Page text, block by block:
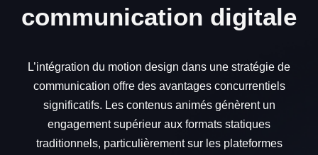
communication digitale
L’intégration du motion design dans une stratégie de
communication offre des avantages concurrentiels
significatifs. Les contenus animés génèrent un
engagement supérieur aux formats statiques
traditionnels, particulièrement sur les plateformes